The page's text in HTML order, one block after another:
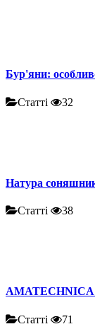
Бур'яни:
Статті 32
Натура
Статті 38
AMATECHNICA
Статті 71